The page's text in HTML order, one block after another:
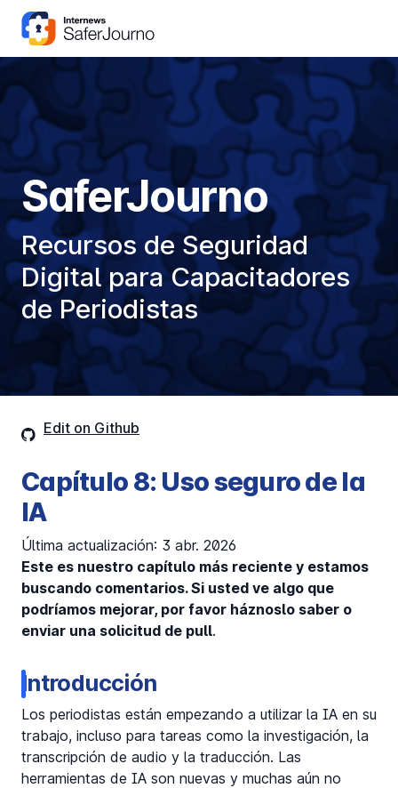
Skip
content
SaferJourno
Recursos de Seguridad
Digital para Capacitadores
de Periodistas
Edit on Github
Capítulo 8: Uso seguro de la
IA
Última actualización: 3 abr. 2026
Este es nuestro capítulo más reciente y estamos
buscando comentarios. Si usted ve algo que
podríamos mejorar, por favor háznoslo saber o
enviar una solicitud de pull.
Introducción
Los periodistas están empezando a utilizar la IA en su
trabajo, incluso para tareas como la investigación, la
transcripción de audio y la traducción. Las
herramientas de IA son nuevas y muchas aún no